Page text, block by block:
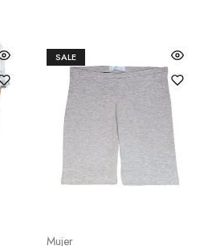
SALE
Mujer